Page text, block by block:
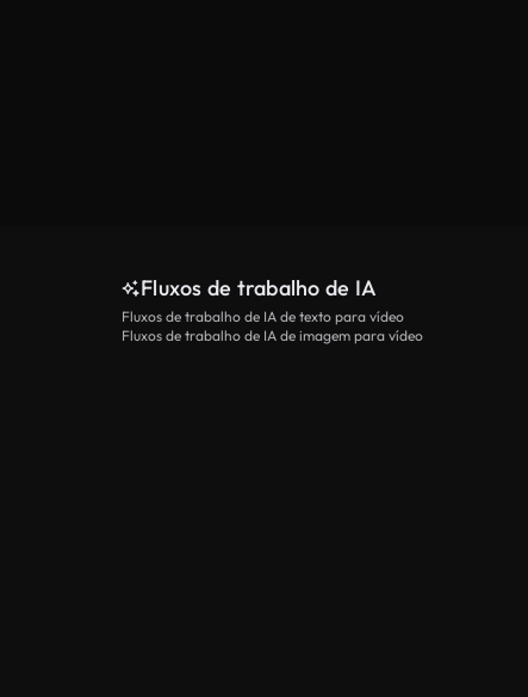
Fluxos de trabalho de IA
Fluxos de trabalho de IA de texto para vídeo
Fluxos de trabalho de IA de imagem para vídeo